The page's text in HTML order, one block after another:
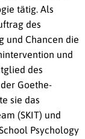
tätig. Als
des
und Chancen die
und
des
Goethe-
sie das
(SKIT) und
Psychology